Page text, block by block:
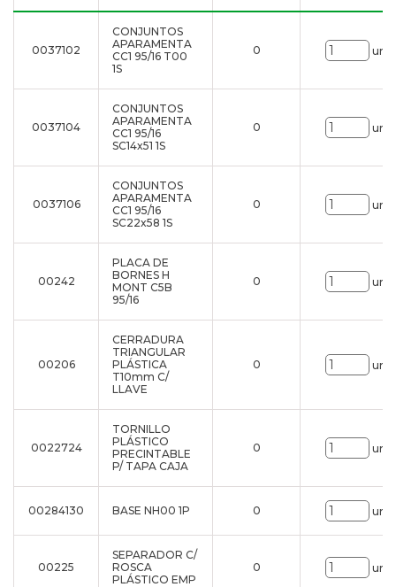
0037102
CONJUNTOS
APARAMENTA
CC1 95/16 T00
1S
0 uni.
0037104
CONJUNTOS
APARAMENTA
CC1 95/16
SC14x51 1S
0 uni.
0037106
CONJUNTOS
APARAMENTA
CC1 95/16
SC22x58 1S
0 uni.
00242
PLACA DE
BORNES H
MONT C5B
95/16
0 uni.
00206
CERRADURA
TRIANGULAR
PLÁSTICA
T10mm C/
LLAVE
0 uni.
0022724
TORNILLO
PLÁSTICO
PRECINTABLE
P/ TAPA CAJA
0 uni.
00284130 BASE NH00 1P 0 uni.
00225
SEPARADOR C/
ROSCA
PLÁSTICO EMP
0 uni.